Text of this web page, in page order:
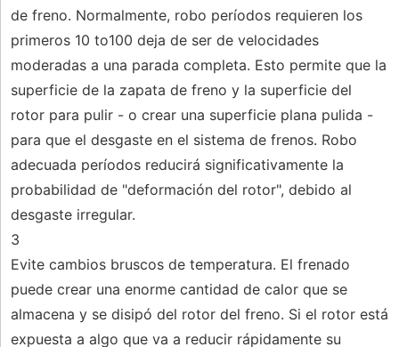
de freno. Normalmente, robo períodos requieren los
primeros 10 to100 deja de ser de velocidades
moderadas a una parada completa. Esto permite que la
superficie de la zapata de freno y la superficie del
rotor para pulir - o crear una superficie plana pulida -
para que el desgaste en el sistema de frenos. Robo
adecuada períodos reducirá significativamente la
probabilidad de "deformación del rotor", debido al
desgaste irregular.
3
Evite cambios bruscos de temperatura. El frenado
puede crear una enorme cantidad de calor que se
almacena y se disipó del rotor del freno. Si el rotor está
expuesta a algo que va a reducir rápidamente su